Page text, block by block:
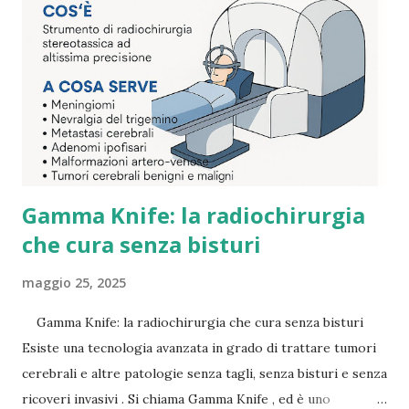
Gamma Knife: la radiochirurgia
che cura senza bisturi
maggio 25, 2025
Gamma Knife: la radiochirurgia che cura senza bisturi
Esiste una tecnologia avanzata in grado di trattare tumori
cerebrali e altre patologie senza tagli, senza bisturi e senza
ricoveri invasivi . Si chiama Gamma Knife , ed è uno